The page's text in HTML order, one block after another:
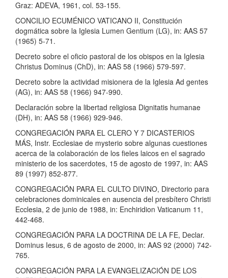
Graz: ADEVA, 1961, col. 53-155.
CONCILIO ECUMÉNICO VATICANO II, Constitución
dogmática sobre la Iglesia Lumen Gentium (LG), in: AAS 57
(1965) 5-71.
Decreto sobre el oficio pastoral de los obispos en la Iglesia
Christus Dominus (ChD), in: AAS 58 (1966) 579-597.
Decreto sobre la actividad misionera de la Iglesia Ad gentes
(AG), in: AAS 58 (1966) 947-990.
Declaración sobre la libertad religiosa Dignitatis humanae
(DH), in: AAS 58 (1966) 929-946.
CONGREGACIÓN PARA EL CLERO Y 7 DICASTERIOS
MÁS, Instr. Ecclesiae de mysterio sobre algunas cuestiones
acerca de la colaboración de los fieles laicos en el sagrado
ministerio de los sacerdotes, 15 de agosto de 1997, in: AAS
89 (1997) 852-877.
CONGREGACIÓN PARA EL CULTO DIVINO, Directorio para
celebraciones dominicales en ausencia del presbítero Christi
Ecclesia, 2 de junio de 1988, in: Enchiridion Vaticanum 11,
442-468.
CONGREGACIÓN PARA LA DOCTRINA DE LA FE, Declar.
Dominus Iesus, 6 de agosto de 2000, in: AAS 92 (2000) 742-
765.
CONGREGACIÓN PARA LA EVANGELIZACIÓN DE LOS